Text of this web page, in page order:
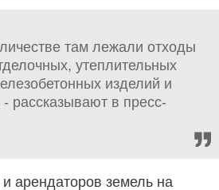
там лежали отходы
утеплительных
изделий и
- рассказывают в пресс-
арендаторов земель на